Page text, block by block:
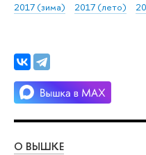
2017 (зима)
2017 (лето)
О ВЫШКЕ